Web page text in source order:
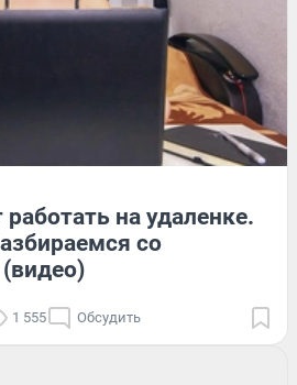
на удаленке.
со
1 555 Обсудить